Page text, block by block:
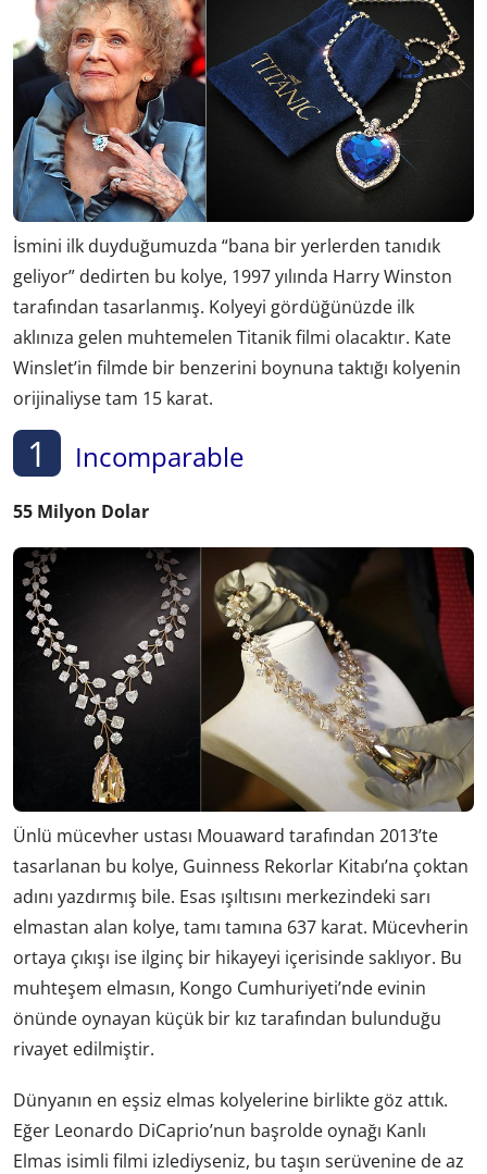
İsmini ilk duyduğumuzda “bana bir yerlerden tanıdık
geliyor” dedirten bu kolye, 1997 yılında Harry Winston
tarafından tasarlanmış. Kolyeyi gördüğünüzde ilk
aklınıza gelen muhtemelen Titanik filmi olacaktır. Kate
Winslet’in filmde bir benzerini boynuna taktığı kolyenin
orijinaliyse tam 15 karat.
1 Incomparable
55 Milyon Dolar
Ünlü mücevher ustası Mouaward tarafından 2013’te
tasarlanan bu kolye, Guinness Rekorlar Kitabı’na çoktan
adını yazdırmış bile. Esas ışıltısını merkezindeki sarı
elmastan alan kolye, tamı tamına 637 karat. Mücevherin
ortaya çıkışı ise ilginç bir hikayeyi içerisinde saklıyor. Bu
muhteşem elmasın, Kongo Cumhuriyeti’nde evinin
önünde oynayan küçük bir kız tarafından bulunduğu
rivayet edilmiştir.
Dünyanın en eşsiz elmas kolyelerine birlikte göz attık.
Eğer Leonardo DiCaprio’nun başrolde oynağı Kanlı
Elmas isimli filmi izlediyseniz, bu taşın serüvenine de az